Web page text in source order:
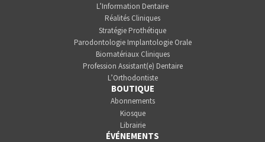
L’Information Dentaire
Réalités Cliniques
Stratégie Prothétique
Parodontologie Implantologie Orale
Biomatériaux Cliniques
Profession Assistant(e) Dentaire
L’Orthodontiste
BOUTIQUE
Abonnements
Kiosque
Librairie
ÉVÉNEMENTS